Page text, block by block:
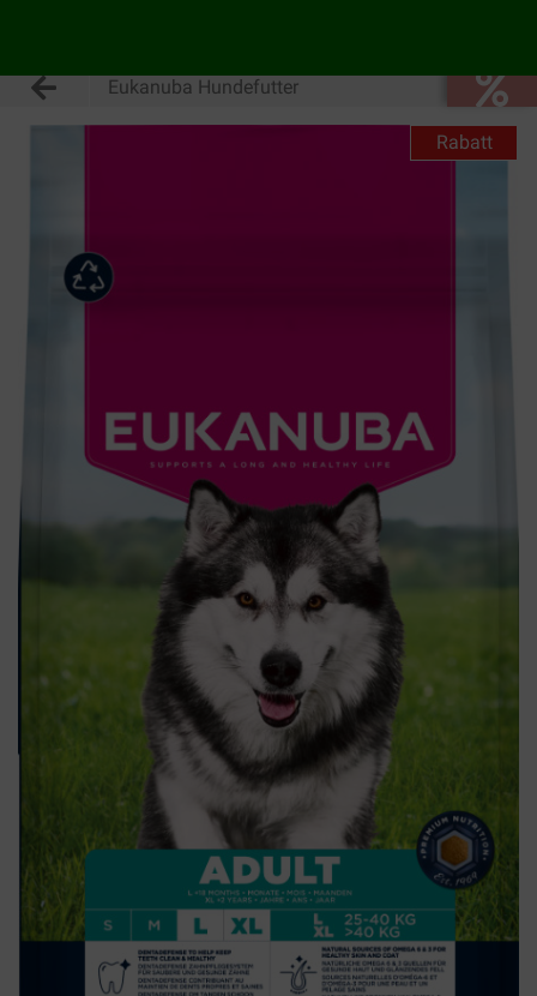
Eukanuba Hundefutter
Rabatt